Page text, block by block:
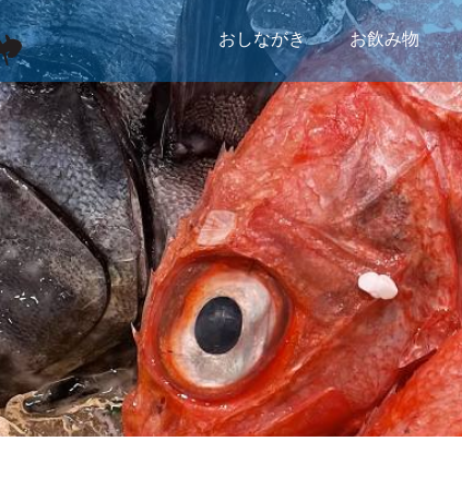
おしながき お飲み物